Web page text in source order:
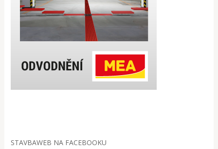
STAVBAWEB NA FACEBOOKU